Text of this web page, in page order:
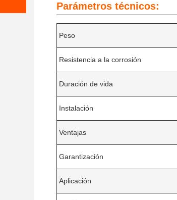
Parámetros técnicos:
Peso
Resistencia a la corrosión
Duración de vida
Instalación
Ventajas
Garantización
Aplicación